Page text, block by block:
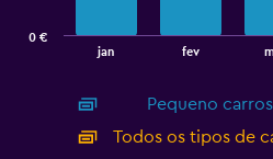
displaying
categories.
jan fev
0 €
End
Pequeno carros
Todos os tipos de